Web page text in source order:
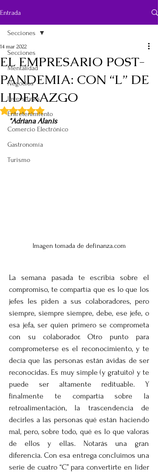
Entrada
Secciones
Mentalidad
Negocios
Inversiones
Entretenimiento
Comercio Electrónico
Gastronomía
Turismo
Secciones
EL EMPRESARIO POST-
PANDEMIA: CON “L” DE
LIDERAZGO
14 mar 2022
Obtuvo NaN de 5 estrellas.
*Adriana Alanis
Imagen tomada de definanza.com
La semana pasada te escribía sobre el
compromiso, te compartía que es lo que los
jefes les piden a sus colaboradores, pero
siempre, siempre siempre, debe, ese jefe, o
esa jefa, ser quien primero se comprometa
con su colaborador. Otro punto para
comprometerse es el reconocimiento, y te
decía que las personas están ávidas de ser
reconocidas. Es muy simple (y gratuito) y te
puede ser altamente redituable. Y
finalmente te compartía sobre la
retroalimentación, la trascendencia de
decirles a las personas qué están haciendo
mal, pero, sobre todo, qué es lo que valoras
de ellos y ellas. Notarás una gran
diferencia. Con esa entrega concluimos una
serie de cuatro “C” para convertirte en líder